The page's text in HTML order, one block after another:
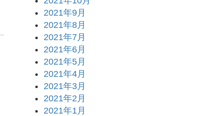
2021年9月
2021年8月
2021年7月
2021年6月
2021年5月
2021年4月
2021年3月
2021年2月
2021年1月